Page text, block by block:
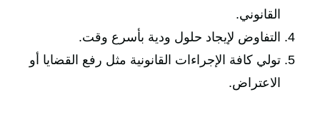
القانوني.
التفاوض لإيجاد حلول ودية بأسرع وقت.
تولي كافة الإجراءات القانونية مثل رفع القضايا أو
الاعتراض.